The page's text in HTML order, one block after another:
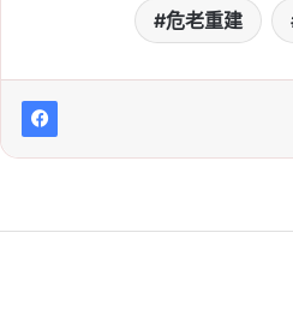
2024 年 4 月 17 日
危老重建